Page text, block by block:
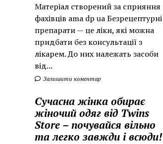
Матеріал створений за сприяння
фахівців ama dp ua Безрецептурні
препарати — це ліки, які можна
придбати без консультації з
лікарем. До них належать засоби
від...
Залишити коментар
Сучасна жінка обирає
жіночий одяг від Twins
Store – почувайся вільно
та легко завжди і всюди!